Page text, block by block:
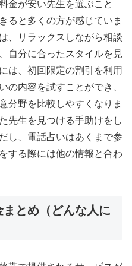
金が安い先生を選ぶこと
ると多くの方が感じていま
、リラックスしながら相談
自分に合ったスタイルを見
は、初回限定の割引を利用
の内容を試すことができ、
分野を比較しやすくなりま
先生を見つける手助けをし
し、電話占いはあくまで参
する際には他の情報と合わ
とめ（どんな人に